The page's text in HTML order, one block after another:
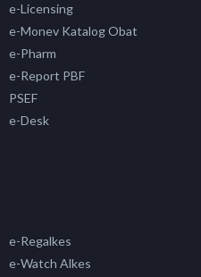
e-Licensing
e-Monev Katalog Obat
e-Pharm
e-Report PBF
PSEF
e-Desk
e-Regalkes
e-Watch Alkes